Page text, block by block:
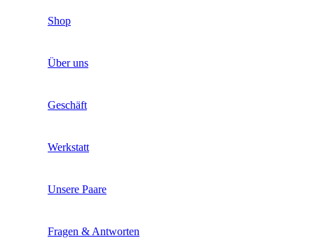
Shop
Über uns
Geschäft
Werkstatt
Unsere Paare
Fragen & Antworten